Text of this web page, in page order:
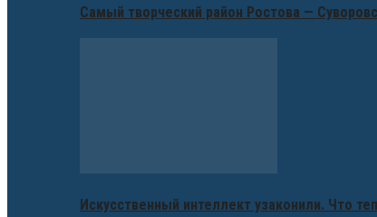
Самый творческий район Ростова —
Искусственный интеллект узаконили. Что